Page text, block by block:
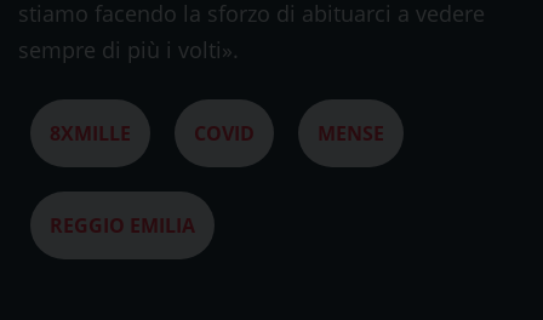
stiamo facendo la sforzo di abituarci a vedere
sempre di più i volti».
8XMILLE COVID MENSE
REGGIO EMILIA